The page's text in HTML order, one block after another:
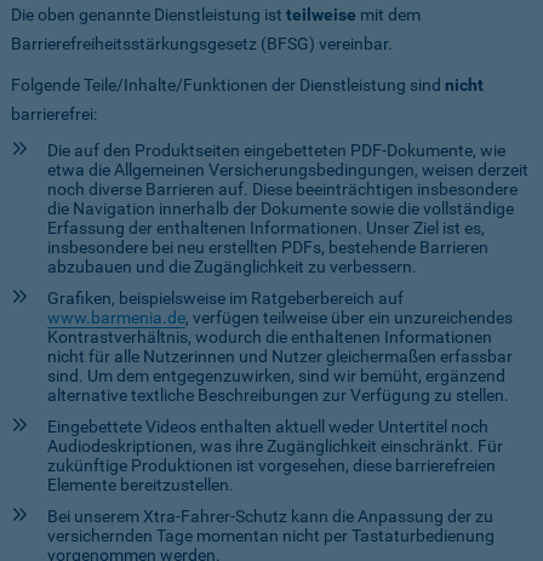
Die oben genannte Dienstleistung ist teilweise mit dem
Barrierefreiheitsstärkungsgesetz (BFSG) vereinbar.
Folgende Teile/Inhalte/Funktionen der Dienstleistung sind nicht
barrierefrei:
Die auf den Produktseiten eingebetteten PDF-Dokumente, wie
etwa die Allgemeinen Versicherungsbedingungen, weisen derzeit
noch diverse Barrieren auf. Diese beeinträchtigen insbesondere
die Navigation innerhalb der Dokumente sowie die vollständige
Erfassung der enthaltenen Informationen. Unser Ziel ist es,
insbesondere bei neu erstellten PDFs, bestehende Barrieren
abzubauen und die Zugänglichkeit zu verbessern.
Grafiken, beispielsweise im Ratgeberbereich auf
www.barmenia.de, verfügen teilweise über ein unzureichendes
Kontrastverhältnis, wodurch die enthaltenen Informationen
nicht für alle Nutzerinnen und Nutzer gleichermaßen erfassbar
sind. Um dem entgegenzuwirken, sind wir bemüht, ergänzend
alternative textliche Beschreibungen zur Verfügung zu stellen.
Eingebettete Videos enthalten aktuell weder Untertitel noch
Audiodeskriptionen, was ihre Zugänglichkeit einschränkt. Für
zukünftige Produktionen ist vorgesehen, diese barrierefreien
Elemente bereitzustellen.
Bei unserem Xtra-Fahrer-Schutz kann die Anpassung der zu
versichernden Tage momentan nicht per Tastaturbedienung
vorgenommen werden.